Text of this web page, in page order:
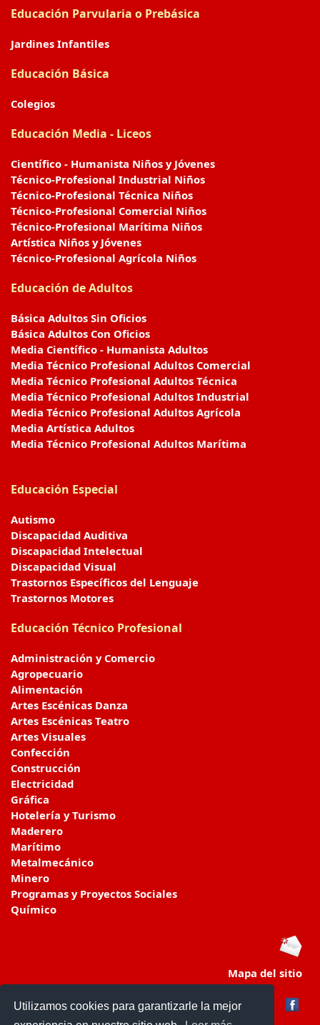
Utilizamos cookies para garantizarle la mejor
Educación Parvularia o Prebásica
Jardines Infantiles
Educación Básica
Colegios
Educación Media - Liceos
Científico - Humanista Niños y Jóvenes
Técnico-Profesional Industrial Niños
Técnico-Profesional Técnica Niños
Técnico-Profesional Comercial Niños
Técnico-Profesional Marítima Niños
Artística Niños y Jóvenes
Técnico-Profesional Agrícola Niños
Educación de Adultos
Básica Adultos Sin Oficios
Básica Adultos Con Oficios
Media Científico - Humanista Adultos
Media Técnico Profesional Adultos Comercial
Media Técnico Profesional Adultos Técnica
Media Técnico Profesional Adultos Industrial
Media Técnico Profesional Adultos Agrícola
Media Artística Adultos
Media Técnico Profesional Adultos Marítima
Educación Especial
Autismo
Discapacidad Auditiva
Discapacidad Intelectual
Discapacidad Visual
Trastornos Específicos del Lenguaje
Trastornos Motores
Educación Técnico Profesional
Administración y Comercio
Agropecuario
Alimentación
Artes Escénicas Danza
Artes Escénicas Teatro
Artes Visuales
Confección
Construcción
Electricidad
Gráfica
Hotelería y Turismo
Maderero
Marítimo
Metalmecánico
Minero
Programas y Proyectos Sociales
Químico
Mapa del sitio